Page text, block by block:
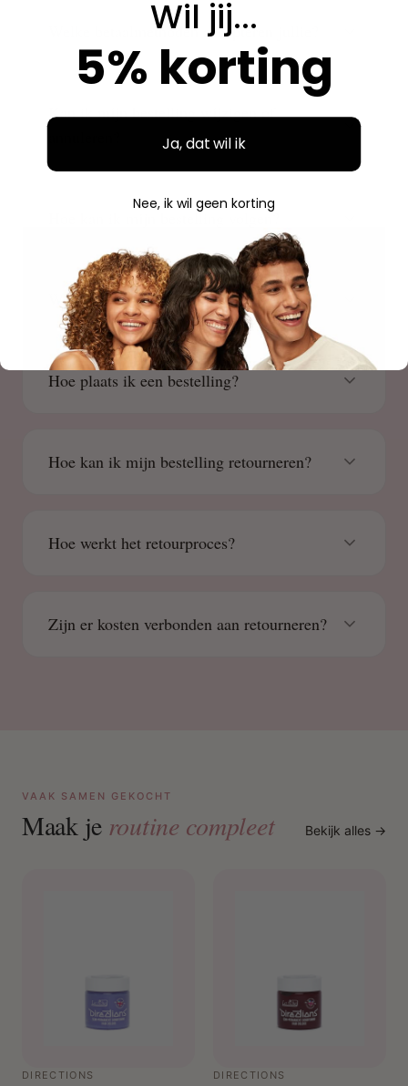
Welke betaalmethoden accepteren jullie?
Kan ik mijn bestelling wijzigen of
Hoe kan ik mijn bestelling volgen?
Waar is Beauty Source gevestigd?
Hoe plaats ik een bestelling?
Hoe kan ik mijn bestelling retourneren?
Hoe werkt het retourproces?
Zijn er kosten verbonden aan retourneren?
VAAK SAMEN GEKOCHT
Maak je routine compleet Bekijk alles →
DIRECTIONS DIRECTIONS
Wil jij...
5% korting
Ja, dat wil ik
Nee, ik wil geen korting